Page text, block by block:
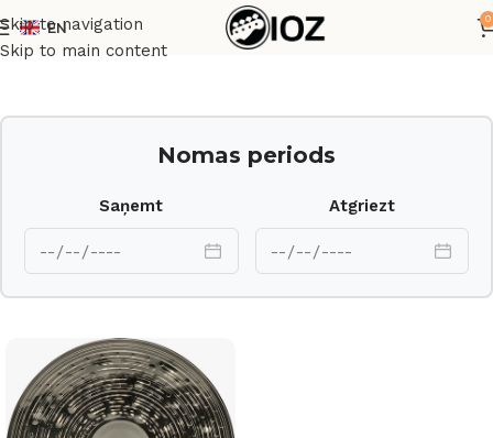
Skip to navigation
Skip to main content
EN
0
Sākums Bungas Šķīvji
Nomas periods
Saņemt Atgriezt